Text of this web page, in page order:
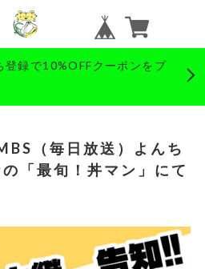
登録で10%OFFクーポンをプ
（毎日放送）よんち
「最旬！丼マン」にて